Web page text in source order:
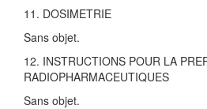
11. DOSIMETRIE
Sans objet.
12. INSTRUCTIONS POUR LA
RADIOPHARMACEUTIQUES
Sans objet.